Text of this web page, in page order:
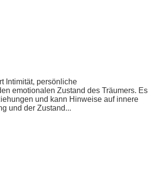
Intimität, persönliche
emotionalen Zustand des Träumers. Es
und kann Hinweise auf innere
und der Zustand...